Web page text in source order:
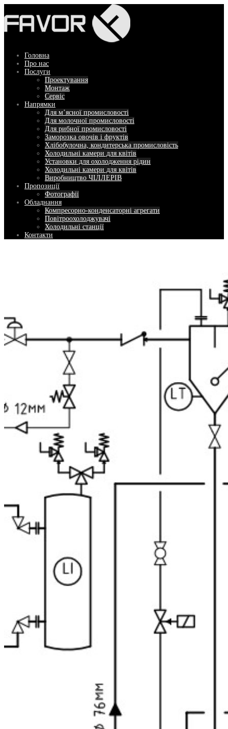
до
вмісту
Головна
Про нас
Послуги
Проектування
Монтаж
Сервіс
Напрямки
Для м’ясної промисловості
Для молочної промисловості
Для рибної промисловості
Заморозка овочів і фруктів
Хлібобулочна, кондитерська промисловість
Холодильні камери для квітів
Установки для охолодження рідин
Холодильні камери для квітів
Виробництво ЧІЛЛЕРІВ
Пропозиції
Фотографії
Обладнання
Компресорно-конденсаторні агрегати
Повітроохолоджувачі
Холодильні станції
Контакти